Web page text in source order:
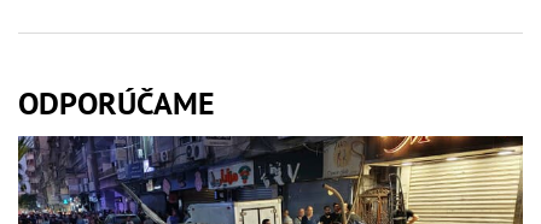
ODPORÚČAME